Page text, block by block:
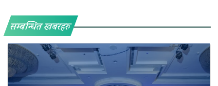
सम्बन्धित खबरहरु